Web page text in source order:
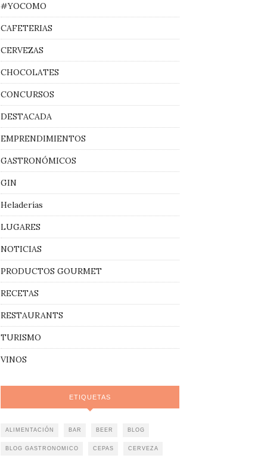
#YOCOMO
CAFETERIAS
CERVEZAS
CHOCOLATES
CONCURSOS
DESTACADA
EMPRENDIMIENTOS
GASTRONÓMICOS
GIN
Heladerías
LUGARES
NOTICIAS
PRODUCTOS GOURMET
RECETAS
RESTAURANTS
TURISMO
VINOS
ETIQUETAS
ALIMENTACIÓN BAR BEER BLOG
BLOG GASTRONOMICO CEPAS CERVEZA